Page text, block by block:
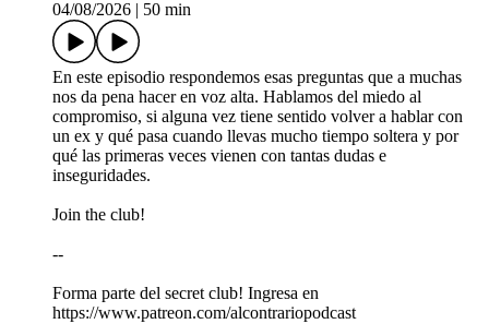
04/08/2026
50 min
En este episodio respondemos esas preguntas que a muchas
nos da pena hacer en voz alta. Hablamos del miedo al
compromiso, si alguna vez tiene sentido volver a hablar con
un ex y qué pasa cuando llevas mucho tiempo soltera y por
qué las primeras veces vienen con tantas dudas e
inseguridades.
Join the club!
--
Forma parte del secret club! Ingresa en
https://www.patreon.com/alcontrariopodcast